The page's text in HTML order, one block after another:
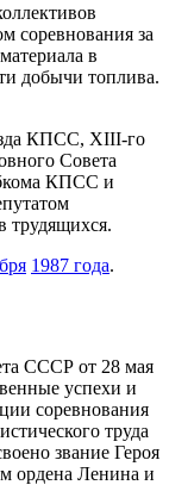
соревнования за
в
добычи топлива.
КПСС, XIII-го
Совета
КПСС и
трудящихся.
1987 года.
СССР от 28 мая
успехи и
соревнования
труда
звание Героя
ордена Ленина и